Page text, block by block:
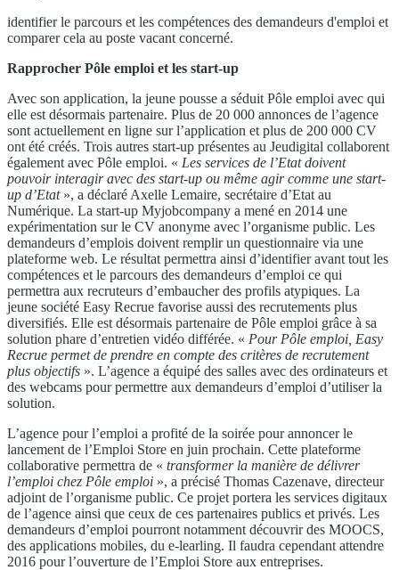
identifier le parcours et les compétences des demandeurs d'emploi et
comparer cela au poste vacant concerné.
Rapprocher Pôle emploi et les start-up
Avec son application, la jeune pousse a séduit Pôle emploi avec qui
elle est désormais partenaire. Plus de 20 000 annonces de l’agence
sont actuellement en ligne sur l’application et plus de 200 000 CV
ont été créés. Trois autres start-up présentes au Jeudigital collaborent
également avec Pôle emploi. « Les services de l’Etat doivent
pouvoir interagir avec des start-up ou même agir comme une start-
up d’Etat», a déclaré Axelle Lemaire, secrétaire d’Etat au
Numérique. La start-up Myjobcompany a mené en 2014 une
expérimentation sur le CV anonyme avec l’organisme public. Les
demandeurs d’emplois doivent remplir un questionnaire via une
plateforme web. Le résultat permettra ainsi d’identifier avant tout les
compétences et le parcours des demandeurs d’emploi ce qui
permettra aux recruteurs d’embaucher des profils atypiques. La
jeune société Easy Recrue favorise aussi des recrutements plus
diversifiés. Elle est désormais partenaire de Pôle emploi grâce à sa
solution phare d’entretien vidéo différée. « Pour Pôle emploi, Easy
Recrue permet de prendre en compte des critères de recrutement
plus objectifs ». L’agence a équipé des salles avec des ordinateurs et
des webcams pour permettre aux demandeurs d’emploi d’utiliser la
solution.
L’agence pour l’emploi a profité de la soirée pour annoncer le
lancement de l’Emploi Store en juin prochain. Cette plateforme
collaborative permettra de « transformer la manière de délivrer
l’emploi chez Pôle emploi », a précisé Thomas Cazenave, directeur
adjoint de l’organisme public. Ce projet portera les services digitaux
de l’agence ainsi que ceux de ces partenaires publics et privés. Les
demandeurs d’emploi pourront notamment découvrir des MOOCS,
des applications mobiles, du e-learling. Il faudra cependant attendre
2016 pour l’ouverture de l’Emploi Store aux entreprises.